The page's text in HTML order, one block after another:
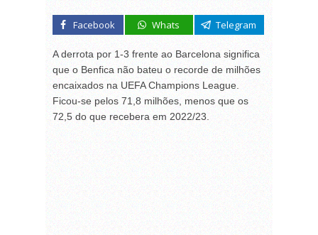
Facebook Whats Telegram
A derrota por 1-3 frente ao Barcelona significa
que o Benfica não bateu o recorde de milhões
encaixados na UEFA Champions League.
Ficou-se pelos 71,8 milhões, menos que os
72,5 do que recebera em 2022/23.